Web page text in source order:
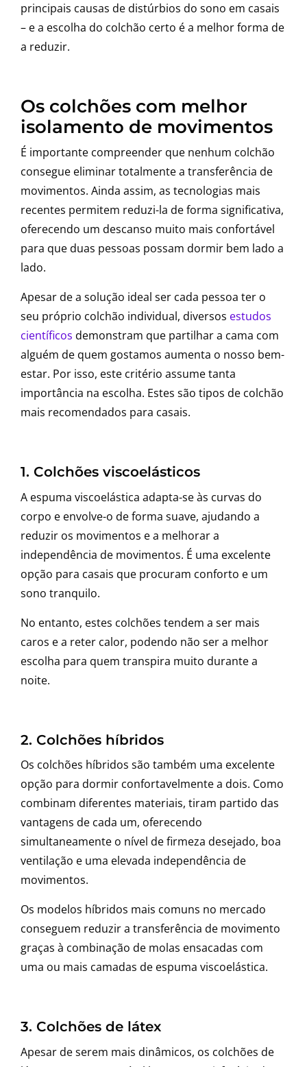
principais causas de distúrbios do sono em casais
– e a escolha do colchão certo é a melhor forma de
a reduzir.
Os colchões com melhor
isolamento de movimentos
É importante compreender que nenhum colchão
consegue eliminar totalmente a transferência de
movimentos. Ainda assim, as tecnologias mais
recentes permitem reduzi-la de forma significativa,
oferecendo um descanso muito mais confortável
para que duas pessoas possam dormir bem lado a
lado.
Apesar de a solução ideal ser cada pessoa ter o
seu próprio colchão individual, diversos estudos
científicos demonstram que partilhar a cama com
alguém de quem gostamos aumenta o nosso bem-
estar. Por isso, este critério assume tanta
importância na escolha. Estes são tipos de colchão
mais recomendados para casais.
1. Colchões viscoelásticos
A espuma viscoelástica adapta-se às curvas do
corpo e envolve-o de forma suave, ajudando a
reduzir os movimentos e a melhorar a
independência de movimentos. É uma excelente
opção para casais que procuram conforto e um
sono tranquilo.
No entanto, estes colchões tendem a ser mais
caros e a reter calor, podendo não ser a melhor
escolha para quem transpira muito durante a
noite.
2. Colchões híbridos
Os colchões híbridos são também uma excelente
opção para dormir confortavelmente a dois. Como
combinam diferentes materiais, tiram partido das
vantagens de cada um, oferecendo
simultaneamente o nível de firmeza desejado, boa
ventilação e uma elevada independência de
movimentos.
Os modelos híbridos mais comuns no mercado
conseguem reduzir a transferência de movimento
graças à combinação de molas ensacadas com
uma ou mais camadas de espuma viscoelástica.
3. Colchões de látex
Apesar de serem mais dinâmicos, os colchões de